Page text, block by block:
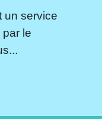
un service
le